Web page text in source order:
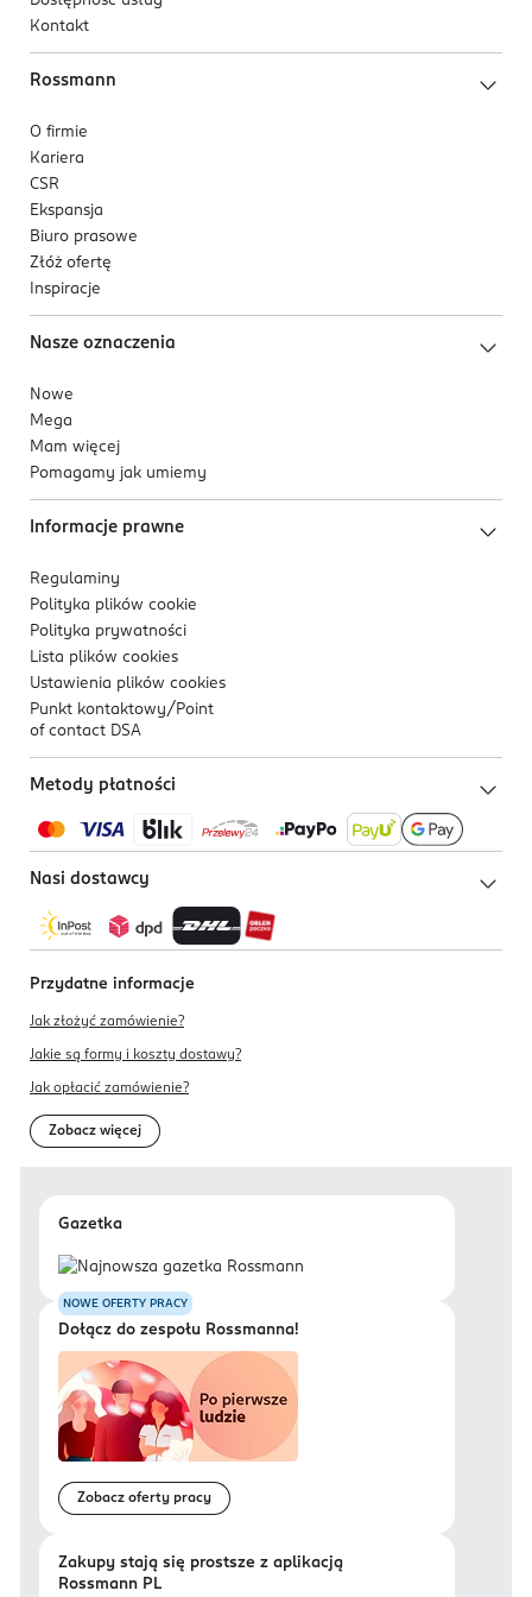
Kontakt
Rossmann
O firmie
Kariera
CSR
Ekspansja
Biuro prasowe
Złóż ofertę
Inspiracje
Nasze oznaczenia
Nowe
Mega
Mam więcej
Pomagamy jak umiemy
Informacje prawne
Regulaminy
Polityka plików cookie
Polityka prywatności
Lista plików cookies
Ustawienia plików cookies
Punkt kontaktowy/ Point
of contact DSA
Metody płatności
Nasi dostawcy
Przydatne informacje
Jak złożyć zamówienie?
Jakie są formy i koszty dostawy?
Jak opłacić zamówienie?
Zobacz więcej
Gazetka
NOWE OFERTY PRACY
Dołącz do zespołu Rossmanna!
Zobacz oferty pracy
Zakupy stają się prostsze z aplikacją
Rossmann PL